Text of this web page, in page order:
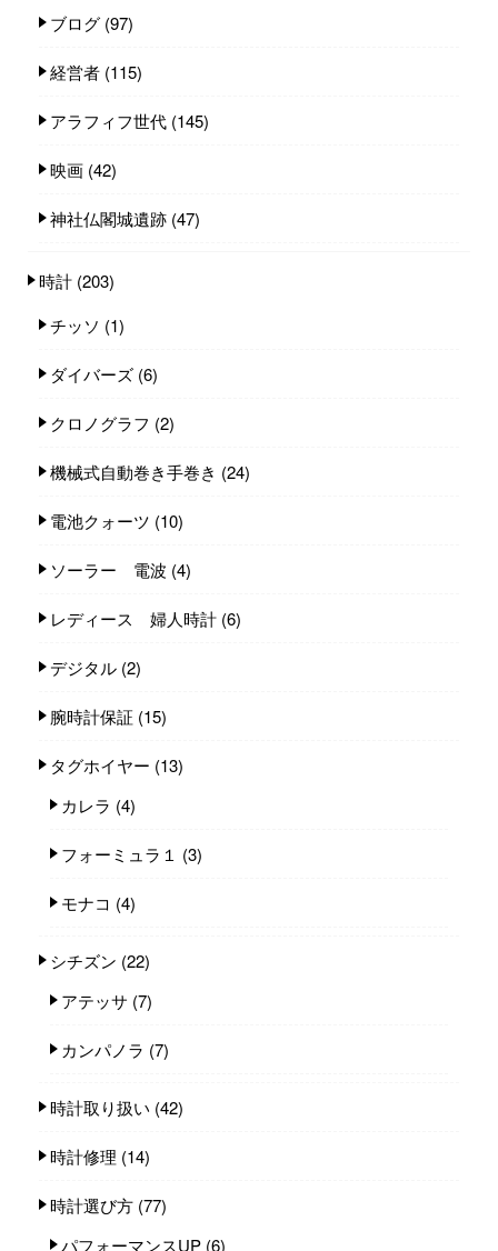
ブログ (97)
経営者 (115)
アラフィフ世代 (145)
映画 (42)
神社仏閣城遺跡 (47)
時計 (203)
チッソ (1)
ダイバーズ (6)
クロノグラフ (2)
機械式自動巻き手巻き (24)
電池クォーツ (10)
ソーラー 電波 (4)
レディース 婦人時計 (6)
デジタル (2)
腕時計保証 (15)
タグホイヤー (13)
カレラ (4)
フォーミュラ１ (3)
モナコ (4)
シチズン (22)
アテッサ (7)
カンパノラ (7)
時計取り扱い (42)
時計修理 (14)
時計選び方 (77)
パフォーマンスUP (6)